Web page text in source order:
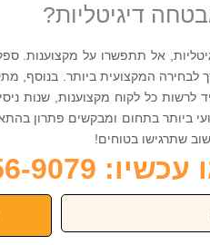
דיגיטליות?
אל תתפשרו על מקצוענות. ספק
המקצועית ביותר. בנוסף,
לרשות כל לקוח מקצוענות, שנות
בתחום ומבקשים פתרון
256-9079